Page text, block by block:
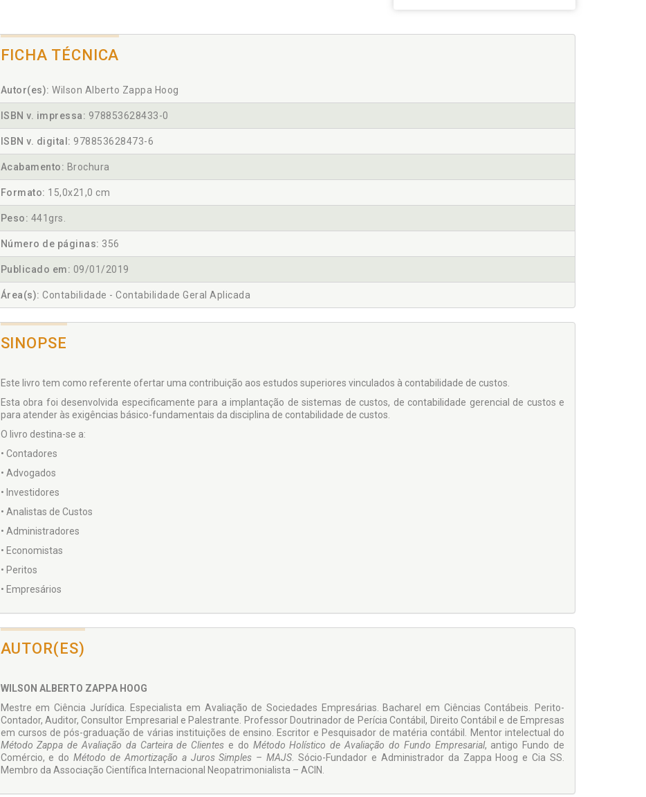
FICHA TÉCNICA
Autor(es): Wilson Alberto Zappa Hoog
ISBN v. impressa: 978853628433-0
ISBN v. digital: 978853628473-6
Acabamento: Brochura
Formato: 15,0x21,0 cm
Peso: 441grs.
Número de páginas: 356
Publicado em: 09/01/2019
Área(s): Contabilidade - Contabilidade Geral Aplicada
SINOPSE
Este livro tem como referente ofertar uma contribuição aos estudos superiores vinculados à contabilidade de custos.
Esta obra foi desenvolvida especificamente para a implantação de sistemas de custos, de contabilidade gerencial de custos e
para atender às exigências básico-fundamentais da disciplina de contabilidade de custos.
O livro destina-se a:
• Contadores
• Advogados
• Investidores
• Analistas de Custos
• Administradores
• Economistas
• Peritos
• Empresários
AUTOR(ES)
WILSON ALBERTO ZAPPA HOOG
Mestre em Ciência Jurídica. Especialista em Avaliação de Sociedades Empresárias. Bacharel em Ciências Contábeis. Perito-
Contador, Auditor, Consultor Empresarial e Palestrante. Professor Doutrinador de Perícia Contábil, Direito Contábil e de Empresas
em cursos de pós-graduação de várias instituições de ensino. Escritor e Pesquisador de matéria contábil. Mentor intelectual do
Método Zappa de Avaliação da Carteira de Clientes e do Método Holístico de Avaliação do Fundo Empresarial, antigo Fundo de
Comércio, e doMétodo de Amortização a Juros Simples – MAJS. Sócio-Fundador e Administrador da Zappa Hoog e Cia SS.
Membro da Associação Científica Internacional Neopatrimonialista – ACIN.